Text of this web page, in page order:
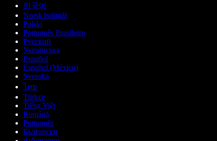
한국어
Norsk bokmål
Polski
Português Brasileiro
Русский
Українська
Español
Español (México)
Svenska
ไทย
Türkçe
Tiếng Việt
Română
Português
Български